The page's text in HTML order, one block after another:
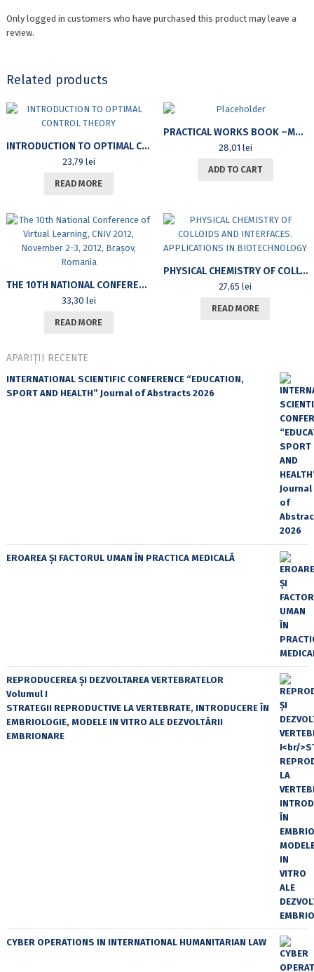
Only logged in customers who have purchased this product may leave a
review.
Related products
INTRODUCTION TO OPTIMAL CONTROL THEORY
23,79 lei
READ MORE
PRACTICAL WORKS BOOK –METALS CHEMISTRY (FOR 2ND YEAR STUDENTS IN ENVIRONMENT CHEMISTRY)
28,01 lei
ADD TO CART
THE 10TH NATIONAL CONFERENCE OF VIRTUAL LEARNING, CNIV 2012, NOVEMBER 2-3, 2012, BRAȘOV, ROMANIA
33,30 lei
READ MORE
PHYSICAL CHEMISTRY OF COLLOIDS AND INTERFACES. APPLICATIONS IN BIOTECHNOLOGY
27,65lei
READ MORE
APARIȚII RECENTE
INTERNATIONAL SCIENTIFIC CONFERENCE “EDUCATION,
SPORT AND HEALTH” Journal of Abstracts 2026
EROAREA ȘI FACTORUL UMAN ÎN PRACTICA MEDICALĂ
REPRODUCEREA ȘI DEZVOLTAREA VERTEBRATELOR
Volumul I
STRATEGII REPRODUCTIVE LA VERTEBRATE, INTRODUCERE ÎN
EMBRIOLOGIE, MODELE IN VITRO ALE DEZVOLTĂRII
EMBRIONARE
CYBER OPERATIONS IN INTERNATIONAL HUMANITARIAN LAW